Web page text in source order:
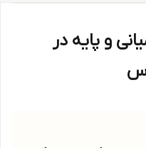
و پایه در